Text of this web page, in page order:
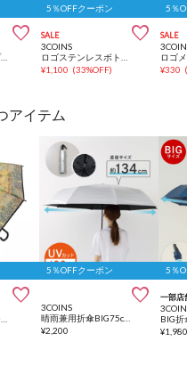

ロゴメラミンコップサッカー日本代表ver.
5％OFFクーポン
SALE 
3COINS
¥1,100 (33%OFF)
5％
SALE
¥330
アイテム

5％OFFクーポン

3COINS
晴雨兼用折傘BIG75cm
¥2,200
5％
一部店
BIG
¥